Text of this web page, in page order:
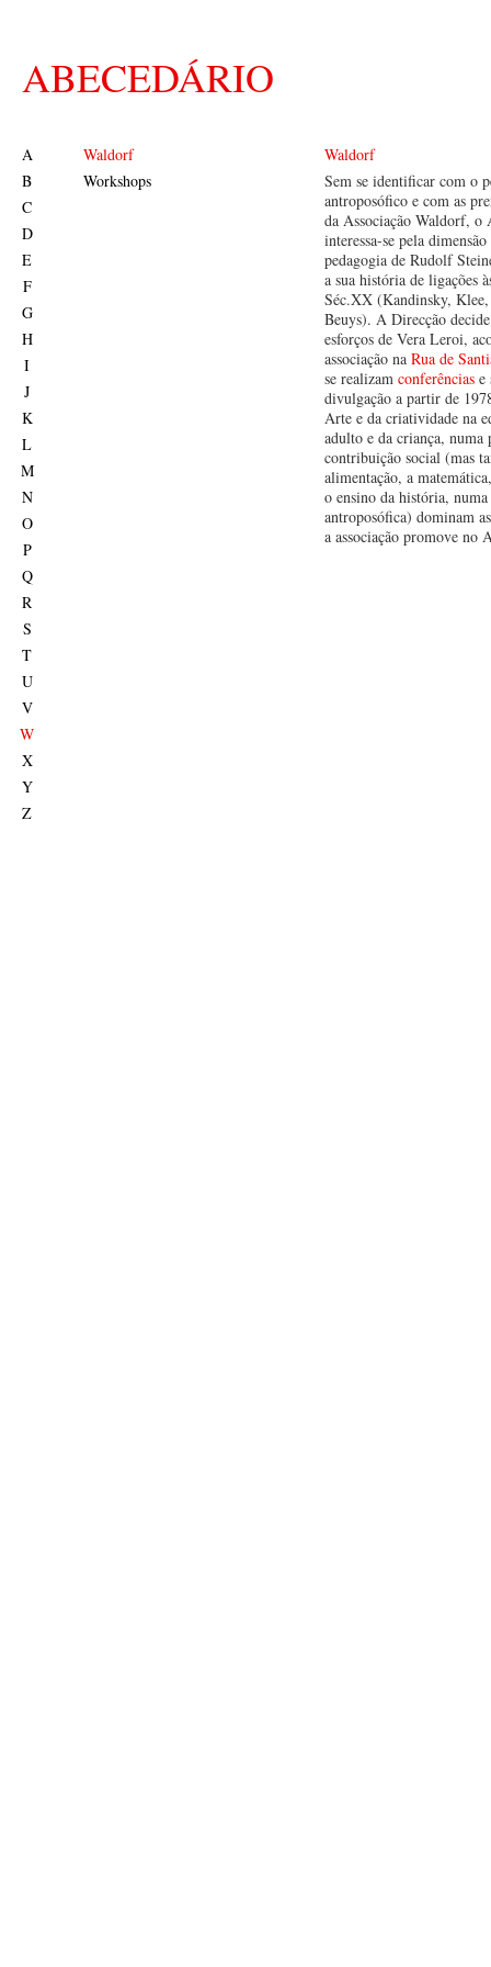
ABECEDÁRIO
A
B
C
D
E
F
G
H
I
J
K
L
M
N
O
P
Q
R
S
T
U
V
W
X
Y
Z
Waldorf
Workshops
Waldorf
Sem se identificar com o
antroposófico e com as
da Associação Waldorf, o
interessa-se pela
pedagogia de Rudolf
a sua história de ligações
Séc.XX (Kandinsky,
Beuys). A Direcção
esforços de Vera Leroi,
associação na Rua de
se realizam conferências e
divulgação a partir de
Arte e da criatividade na
adulto e da criança, numa
contribuição social (mas
alimentação, a
o ensino da história,
antroposófica) dominam
a associação promove no